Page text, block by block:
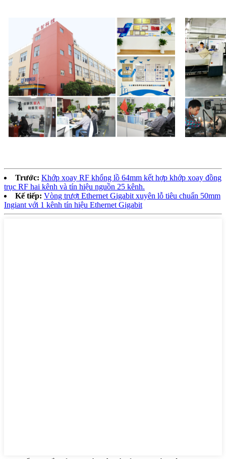
Trước: Khớp xoay RF khổng lồ 64mm kết hợp khớp xoay đồng
trục RF hai kênh và tín hiệu nguồn 25 kênh.
Kế tiếp: Vòng trượt Ethernet Gigabit xuyên lỗ tiêu chuẩn 50mm
Ingiant với 1 kênh tín hiệu Ethernet Gigabit